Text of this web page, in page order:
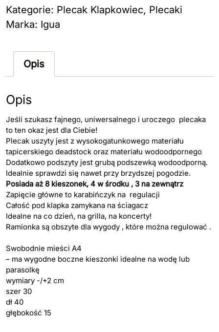
Klapkowiec
2w1
kwiatki
Kategorie: Plecak Klapkowiec, Plecaki
Marka: Igua
Opis
Opis
Jeśli szukasz fajnego, uniwersalnego i uroczego plecaka
to ten okaz jest dla Ciebie!
Plecak uszyty jest z wysokogatunkowego materiału
tapicerskiego deadstock oraz materiału wodoodpornego
Dodatkowo podszyty jest grubą podszewką wodoodporną.
Idealnie sprawdzi się nawet przy brzydszej pogodzie.
Posiada aż 8 kieszonek, 4 w środku , 3 na zewnątrz
Zapięcie główne to karabińczyk na regulacji
Całość pod klapka zamykana na ściagacz
Idealne na co dzień, na grilla, na koncerty!
Ramionka są obszyte dla wygody , które można regulować .
Swobodnie mieści A4
– ma wygodne boczne kieszonki idealne na wodę lub
parasolkę
wymiary -/+2 cm
szer 30
dł 40
głębokość 15